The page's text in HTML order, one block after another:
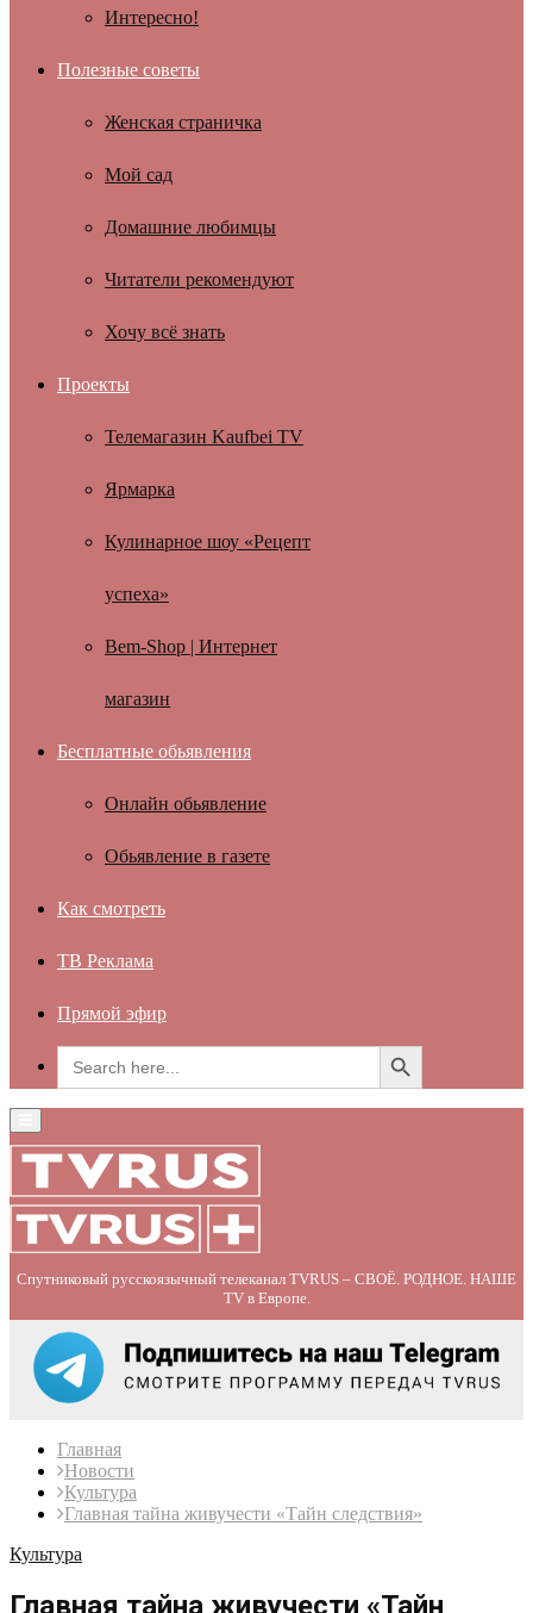
Интересно!
Полезные советы
Женская страничка
Мой сад
Домашние любимцы
Читатели рекомендуют
Хочу всё знать
Проекты
Телемагазин Kaufbei TV
Ярмарка
Кулинарное шоу «Рецепт
успеха»
Bem-Shop | Интернет
магазин
Бесплатные обьявления
Онлайн обьявление
Обьявление в газете
Как смотреть
ТВ Реклама
Прямой эфир
Search
for:
Search Button
Menu
Спутниковый русскоязычный телеканал TVRUS – СВОЁ. РОДНОЕ. НАШЕ
TV в Европе.
Главная
Новости
Культура
Главная тайна живучести «Тайн следствия»
Культура
Главная тайна живучести «Тайн